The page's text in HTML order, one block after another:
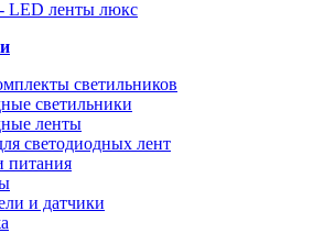
светильников
светильники
ленты
светодиодных лент
питания
и датчики